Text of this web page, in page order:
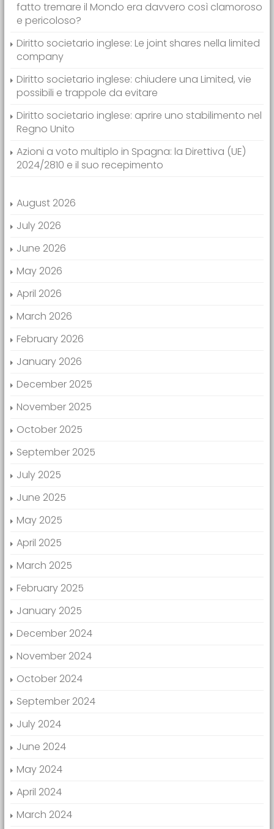
fatto tremare il Mondo era davvero così clamoroso
e pericoloso?
Diritto societario inglese: Le joint shares nella limited
company
Diritto societario inglese: chiudere una Limited, vie
possibili e trappole da evitare
Diritto societario inglese: aprire uno stabilimento nel
Regno Unito
Azioni a voto multiplo in Spagna: la Direttiva (UE)
2024/2810 e il suo recepimento
August 2026
July 2026
June 2026
May 2026
April 2026
March 2026
February 2026
January 2026
December 2025
November 2025
October 2025
September 2025
July 2025
June 2025
May 2025
April 2025
March 2025
February 2025
January 2025
December 2024
November 2024
October 2024
September 2024
July 2024
June 2024
May 2024
April 2024
March 2024